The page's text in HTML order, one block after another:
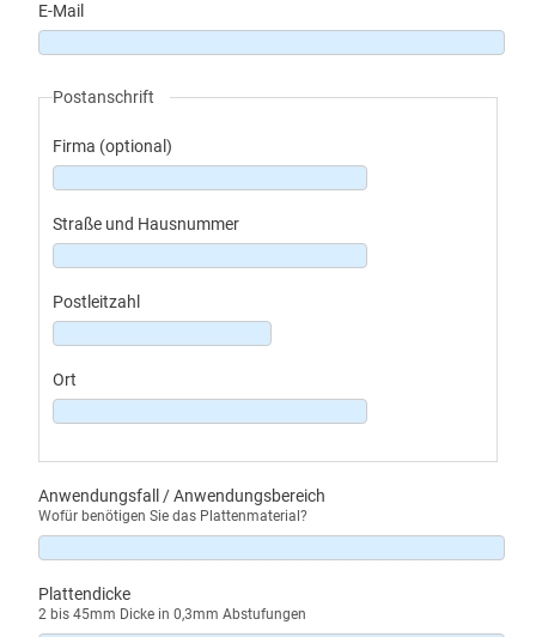
E-Mail
Postanschrift
Firma (optional)
Straße und Hausnummer
Postleitzahl
Ort
Anwendungsfall / Anwendungsbereich
Wofür benötigen Sie das Plattenmaterial?
Plattendicke
2 bis 45mm Dicke in 0,3mm Abstufungen